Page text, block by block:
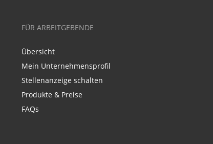
FÜR ARBEITGEBENDE
Übersicht
Mein Unternehmensprofil
Stellenanzeige schalten
Produkte & Preise
FAQs